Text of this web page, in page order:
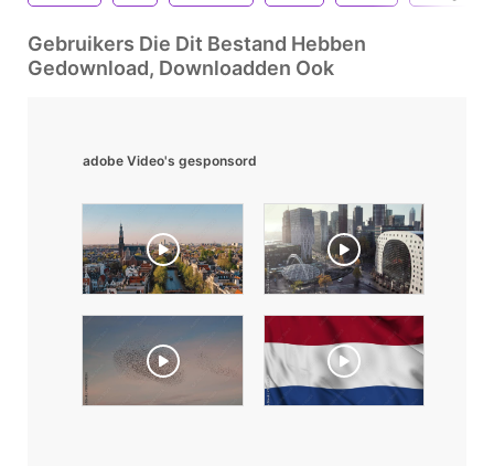
Gebruikers Die Dit Bestand Hebben
Gedownload, Downloadden Ook
adobe Video's gesponsord